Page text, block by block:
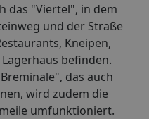
das "Viertel", in dem
und der Straße
Kneipen,
befinden.
das auch
wird zudem die
umfunktioniert.